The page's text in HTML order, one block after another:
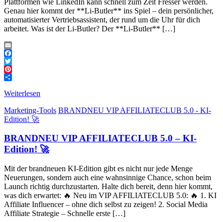
Genau hier kommt der **Li-Butler** ins Spiel – dein persönlicher,
automatisierter Vertriebsassistent, der rund um die Uhr für dich
arbeitet. Was ist der Li-Butler? Der **Li-Butler** […]
Email
Facebook
Twitter
Pinterest
Weiterlesen
Marketing-Tools BRANDNEU VIP AFFILIATECLUB 5.0 - KI-
Edition! 🚀
BRANDNEU VIP AFFILIATECLUB 5.0 – KI-
Edition! 🚀
Mit der brandneuen KI-Edition gibt es nicht nur jede Menge
Neuerungen, sondern auch eine wahnsinnige Chance, schon beim
Launch richtig durchzustarten. Halte dich bereit, denn hier kommt,
was dich erwartet: 🔥 Neu im VIP AFFILIATECLUB 5.0: 🔥 1️. KI
Affiliate Influencer – ohne dich selbst zu zeigen! 2️. Social Media
Affiliate Strategie – Schnelle erste […]